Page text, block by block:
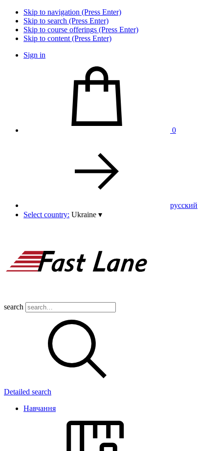
Skip to navigation (Press Enter)
Skip to search (Press Enter)
Skip to course offerings (Press Enter)
Skip to content (Press Enter)
Sign in
0
pусский
Select country: Ukraine ▾
search
Detailed search
Навчання